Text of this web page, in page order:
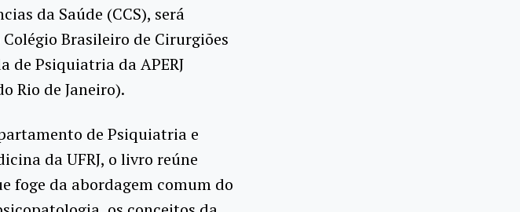
da Saúde (CCS), será
Brasileiro de Cirurgiões
de Psiquiatria da APERJ
Rio de Janeiro).
de Psiquiatria e
da UFRJ, o livro reúne
foge da abordagem comum do